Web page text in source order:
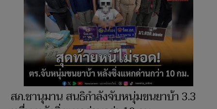
สภ.ชานุมาน สนธิกำลังจับหนุ่มขนยาบ้า 3.3